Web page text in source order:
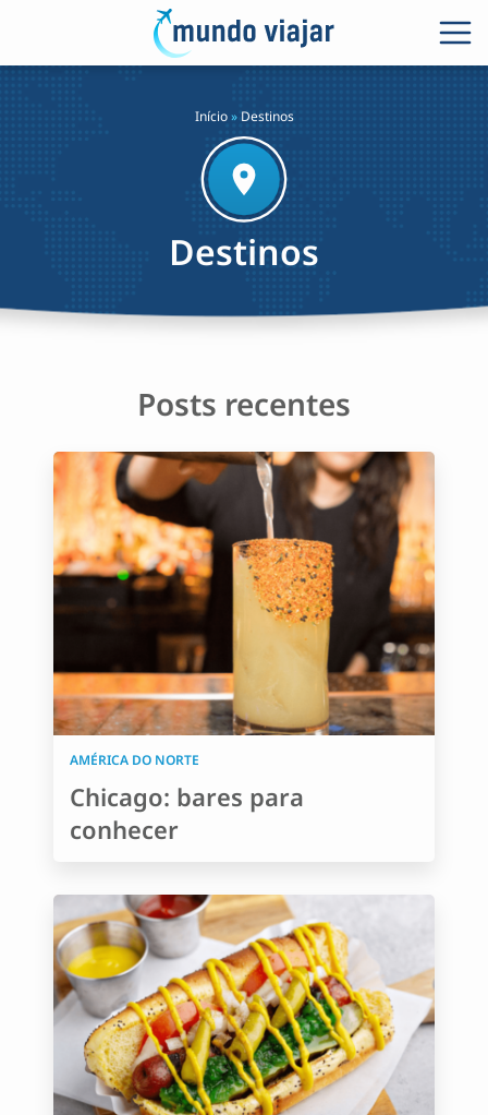
Início» Destinos
Destinos
Posts recentes
AMÉRICA DO NORTE
Chicago: bares para
conhecer